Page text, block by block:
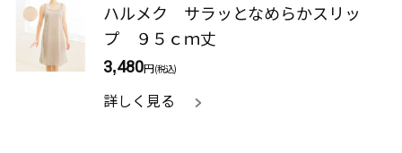
ハルメク サラッとなめらかスリッ
プ ９５ｃｍ丈
3,480円(税込)
詳しく見る